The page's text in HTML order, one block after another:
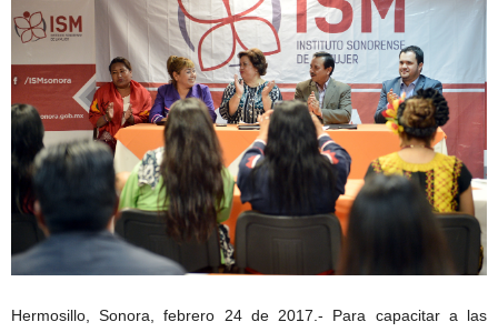
Hermosillo, Sonora, febrero 24 de 2017.- Para capacitar a las